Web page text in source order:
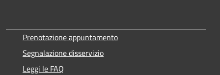
Prenotazione appuntamento
Segnalazione disservizio
Leggi le FAQ